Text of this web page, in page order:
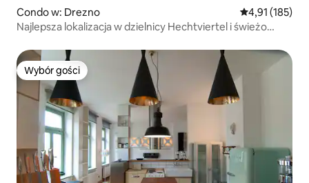
Condo w: Drezno Średnia
4,91 (185)
Najlepsza lokalizacja w dzielnicy Hechtviertel i świeżo
Wybór gości
Wybór gości